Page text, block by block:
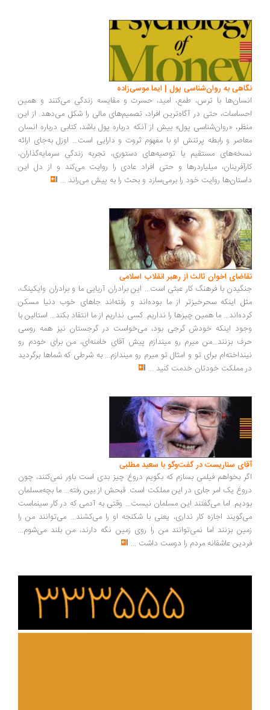
به روان‌شناسی پول | ایما موسی‌زاده
با ترس، طمع، امید، حسرت و مقایسه زندگی می‌کنند و همین
حتی در آگاه‌ترین افراد، تصمیم‌های مالی را شکل می‌دهد. از این
«روان‌شناسی پول» بیش از آنکه درباره پول باشد، کتابی درباره انسان
و رابطه پرتنش او با مفهوم ثروت و دارایی است... اوزل به‌جای ارائه
مستقیم یا توصیه‌های دستوری، تجربه زندگی سرمایه‌گذاران،
میلیاردرها و حتی افراد عادی را روایت می‌کند و از دل این
روایت خود را برمی‌سازد و بحث را به پیش می‌راند...
اخوان ثالث از رهبر انقلاب اسلامی
با فرهنگ کار عبثی است... این برادران آریایی ما و برادران وایکینگ،
اینکه سحرخیزتر از ما بوده‌اند و رفته‌اند جاهای خوب دنیا مسکن
ما همین چیزها را نداریم. کسی نداریم از ما انتقاد بکند... استالین با
اینکه خودش گرجی بود، می‌خواست در گرجستان نیز همه روسی
بزنند...من میرم رو میندازم پیش آقای خامنه‌ای، من برای خودم رو
برای تو و امثال تو میرم رو میندازم... به شرطی که شماها برگردید
مملکت خودتان خدمت کنید...
سناریست در گفت‌وگو با سعید مطلبی
بخواهم فیلمی بسازم که بگویم دروغ چیز بدی است باور نمی‌کنند، چون
یک امر جاری در این مملکت است. قبحش از بین رفته... ما بچه‌مسلمان
اما می‌گفتند این مسلمان نیست... وقتی به آدمی که در کار سینماست
اجازه کار نداری، یعنی با شکنجه او را می‌کشند... می‌توانند من را
بزنند اما نمی‌توانند من را روی زمین نگه دارند، من بلند می‌شوم...
عاشقانه مردم را دوست داشت ...